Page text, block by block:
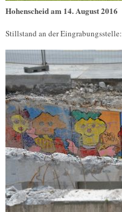
Hohenscheid am 14. August 2016
Stillstand an der Eingrabungsstelle: